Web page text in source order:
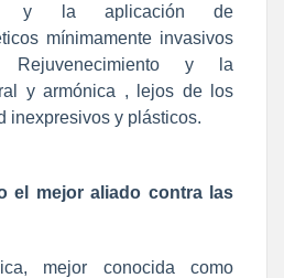
y la aplicación de
mínimamente invasivos
y la
y armónica , lejos de los
inexpresivos y plásticos.
el mejor aliado contra las
mejor conocida como